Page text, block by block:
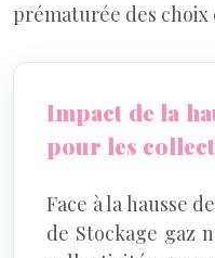
prématurée des
Impact de la
pour les
Face à la hausse
de Stockage gaz